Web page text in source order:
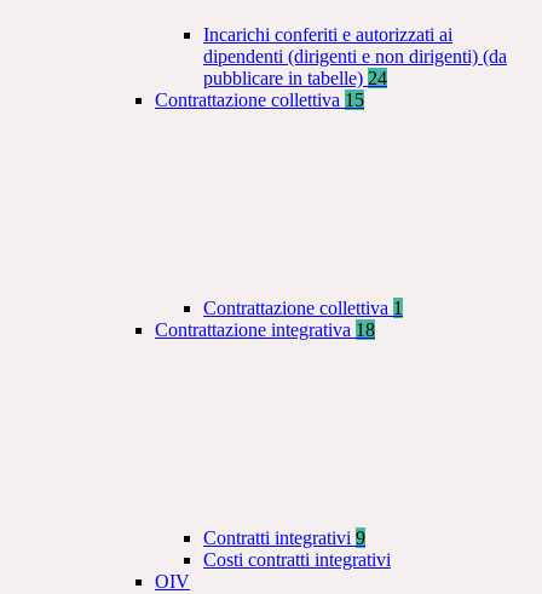
Incarichi conferiti e autorizzati ai
dipendenti (dirigenti e non dirigenti) (da
pubblicare in tabelle) 24
Contrattazione collettiva 15
Contrattazione collettiva 1
Contrattazione integrativa 18
Contratti integrativi 9
Costi contratti integrativi
OIV